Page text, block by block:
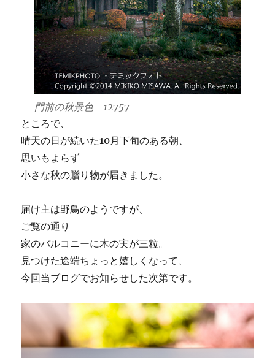
門前の秋景色 12757
ところで、
晴天の日が続いた10月下旬のある朝、
思いもよらず
小さな秋の贈り物が届きました。
届け主は野鳥のようですが、
ご覧の通り
家のバルコニーに木の実が三粒。
見つけた途端ちょっと嬉しくなって、
今回当ブログでお知らせした次第です。